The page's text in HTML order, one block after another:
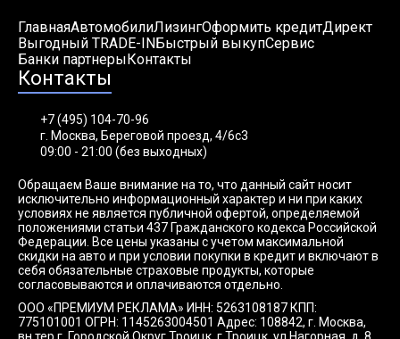
ГлавнаяАвтомобилиЛизингОформить кредитДирект
Выгодный TRADE-INБыстрый выкупСервис
Банки партнерыКонтакты
Контакты
+7 (495) 104-70-96
г. Москва, Береговой проезд, 4/6с3
09:00 - 21:00 (без выходных)
Обращаем Ваше внимание на то, что данный сайт носит
исключительно информационный характер и ни при каких
условиях не является публичной офертой, определяемой
положениями статьи 437 Гражданского кодекса Российской
Федерации. Все цены указаны с учетом максимальной
скидки на авто и при условии покупки в кредит и включают в
себя обязательные страховые продукты, которые
согласовываются и оплачиваются отдельно.
ООО «ПРЕМИУМ РЕКЛАМА» ИНН: 5263108187 КПП:
775101001 ОГРН: 1145263004501 Адрес: 108842, г. Москва,